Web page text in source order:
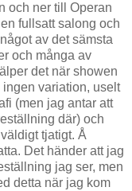
och ner till Operan
fullsatt salong och
av det sämsta
och många av
det när showen
variation, uselt
(men jag antar att
där) och
tjatigt. Å
Det händer att jag
jag ser, men
detta när jag kom